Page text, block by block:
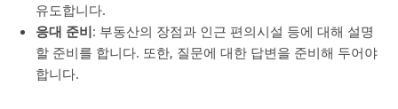
유도합니다.
응대 준비: 부동산의 장점과 인근 편의시설 등에 대해 설명
할 준비를 합니다. 또한, 질문에 대한 답변을 준비해 두어야
합니다.